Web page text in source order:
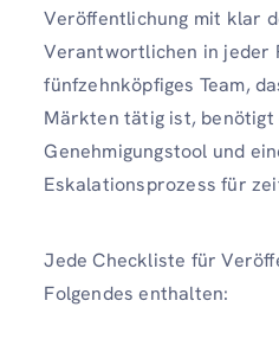
Veröffentlichung mit klar
Verantwortlichen in jeder
fünfzehnköpfiges Team,
Märkten tätig ist, benötigt
Genehmigungstool und
Eskalationsprozess für
Jede Checkliste für
Folgendes enthalten: